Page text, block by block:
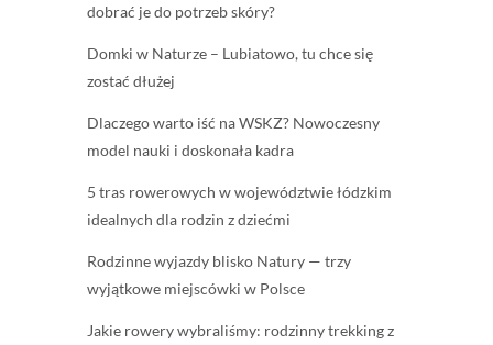
dobrać je do potrzeb skóry?
Domki w Naturze – Lubiatowo, tu chce się
zostać dłużej
Dlaczego warto iść na WSKZ? Nowoczesny
model nauki i doskonała kadra
5 tras rowerowych w województwie łódzkim
idealnych dla rodzin z dziećmi
Rodzinne wyjazdy blisko Natury — trzy
wyjątkowe miejscówki w Polsce
Jakie rowery wybraliśmy: rodzinny trekking z